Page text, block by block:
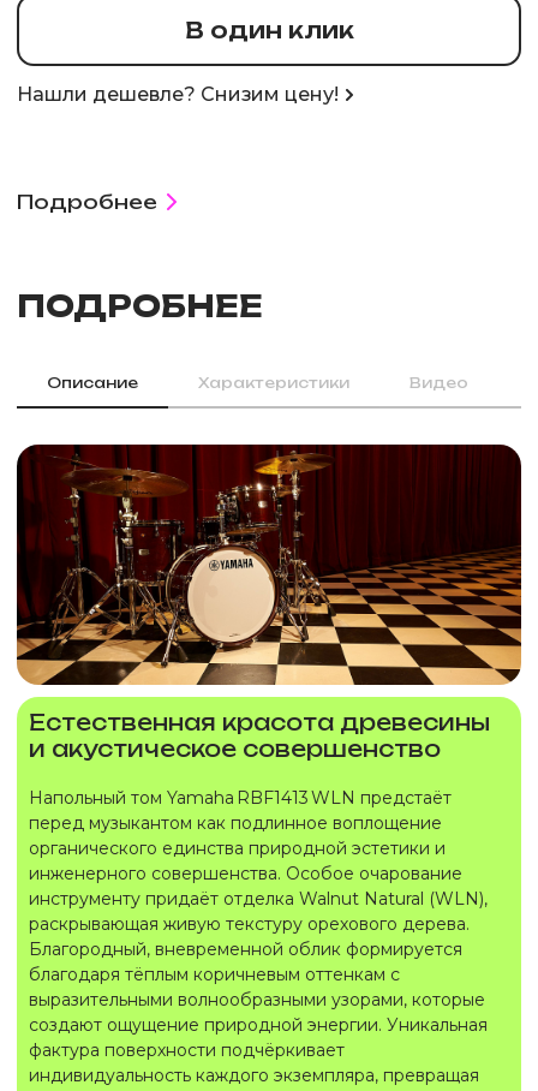
В один клик
Нашли дешевле? Снизим цену!
Подробнее
ПОДРОБНЕЕ
Описание Характеристики Видео
Естественная красота древесины
и акустическое совершенство
Напольный том Yamaha RBF1413 WLN предстаёт
перед музыкантом как подлинное воплощение
органического единства природной эстетики и
инженерного совершенства. Особое очарование
инструменту придаёт отделка Walnut Natural (WLN),
раскрывающая живую текстуру орехового дерева.
Благородный, вневременной облик формируется
благодаря тёплым коричневым оттенкам с
выразительными волнообразными узорами, которые
создают ощущение природной энергии. Уникальная
фактура поверхности подчёркивает
индивидуальность каждого экземпляра, превращая